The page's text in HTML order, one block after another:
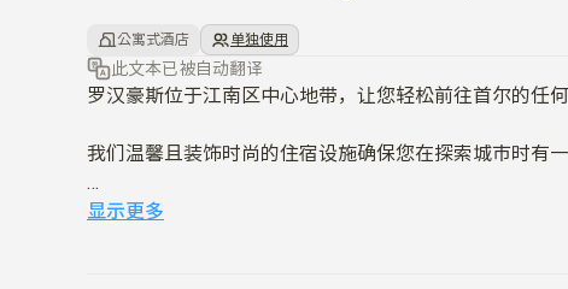
公寓式酒店 单独使用
此文本已被自动翻译
罗汉豪斯位于江南区中心地带，让您轻松前往首尔的任何
我们温馨且装饰时尚的住宿设施确保您在探索城市时有
在我们柔和的灯光和转盘上舒缓的音乐声中放松身心。
显示更多